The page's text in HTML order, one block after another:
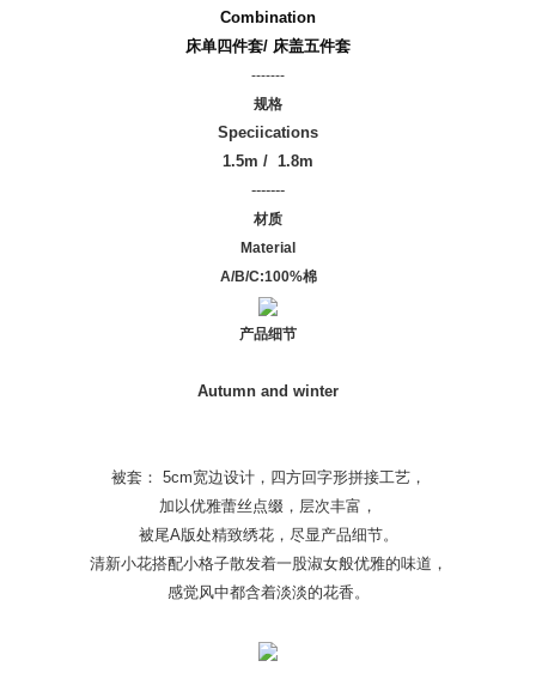
Combination
床单四件套/ 床盖五件套
-------
规格
Speciications
1.5m / 1.8m
-------
材质
Material
A/B/C:100%棉
产品细节
Autumn and winter
被套： 5cm宽边设计，四方回字形拼接工艺，
加以优雅蕾丝点缀，层次丰富，
被尾A版处精致绣花，尽显产品细节。
清新小花搭配小格子散发着一股淑女般优雅的味道，
感觉风中都含着淡淡的花香。